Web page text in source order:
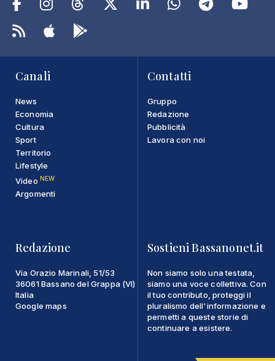
Canali
News
Economia
Cultura
Sport
Territorio
Lifestyle
Video NEW
Argomenti
Contatti
Gruppo
Redazione
Pubblicità
Lavora con noi
Redazione
Via Orazio Marinali, 51/53
36061 Bassano del Grappa (VI)
Italia
Google maps
Sostieni Bassanonet.it
Non siamo solo una testata,
siamo una voce collettiva. Con
il tuo contributo, proteggi il
pluralismo dell'informazione e
permetti a queste storie di
continuare a esistere.